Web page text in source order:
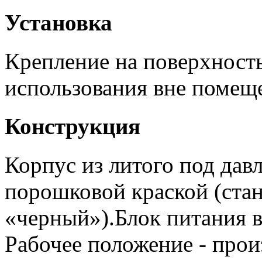
Установка
Крепление на
использования вне
Конструкция
Корпус из литого под
порошковой краской
«черный»).Блок питания
Рабочее положение -